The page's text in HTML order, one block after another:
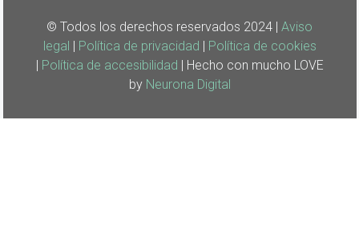
© Todos los derechos reservados 2024 | Aviso
legal
Política de privacidad
Política de cookies
Política de accesibilidad | Hecho con mucho LOVE
by Neurona Digital